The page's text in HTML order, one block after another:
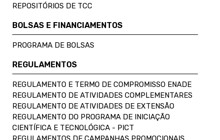
REPOSITÓRIOS DE TCC
BOLSAS E FINANCIAMENTOS
PROGRAMA DE BOLSAS
REGULAMENTOS
REGULAMENTO E TERMO DE COMPROMISSO ENADE
REGULAMENTO DE ATIVIDADES COMPLEMENTARES
REGULAMENTO DE ATIVIDADES DE EXTENSÃO
REGULAMENTO DO PROGRAMA DE INICIAÇÃO
CIENTÍFICA E TECNOLÓGICA - PICT